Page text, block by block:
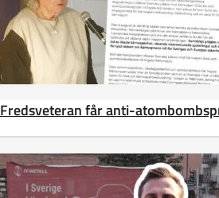
Fredsveteran får anti-